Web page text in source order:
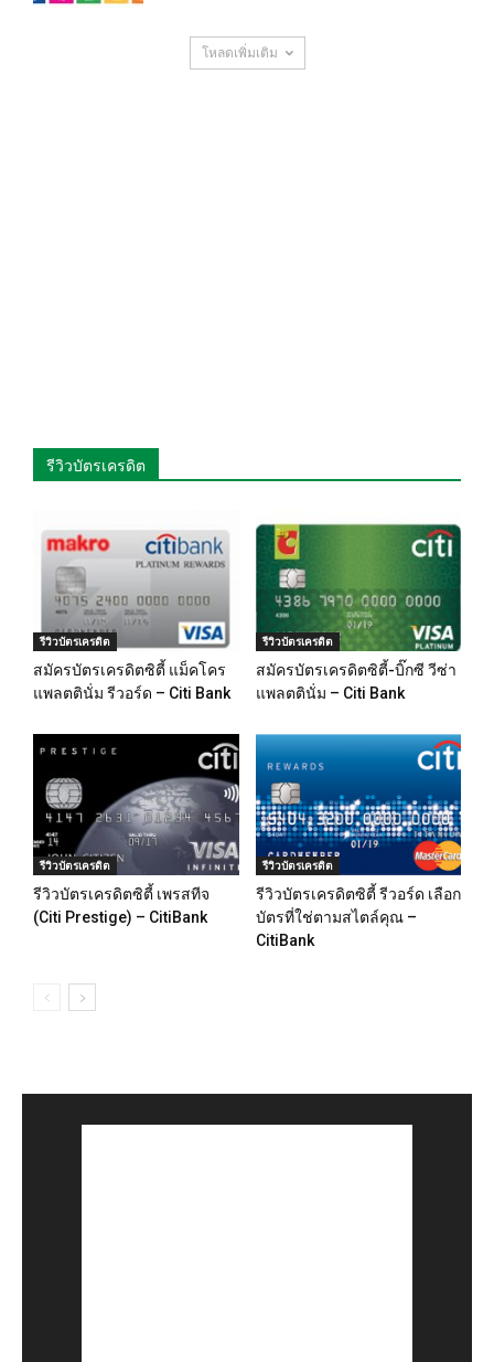
โหลดเพิ่มเติม
รีวิวบัตรเครดิต
รีวิวบัตรเครดิต
สมัครบัตรเครดิตซิตี้ แม็คโคร
แพลตตินั่ม รีวอร์ด – Citi Bank
รีวิวบัตรเครดิต
สมัครบัตรเครดิตซิตี้-บิ๊กซี วีซ่า
แพลตตินั่ม – Citi Bank
รีวิวบัตรเครดิต
รีวิวบัตรเครดิตซิตี้ เพรสทีจ
(Citi Prestige) – CitiBank
รีวิวบัตรเครดิต
รีวิวบัตรเครดิตซิตี้ รีวอร์ด เลือก
บัตรที่ใช่ตามสไตล์คุณ –
CitiBank